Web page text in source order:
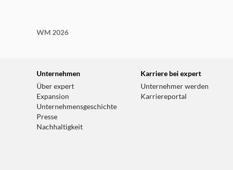
WM 2026
Unternehmen
Über expert
Expansion
Unternehmensgeschichte
Presse
Nachhaltigkeit
Karriere bei expert
Unternehmer werden
Karriereportal